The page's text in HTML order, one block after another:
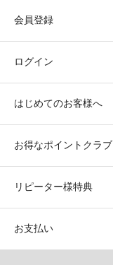
会員登録
ログイン
はじめてのお客様へ
お得なポイントクラブ
リピーター様特典
お支払い